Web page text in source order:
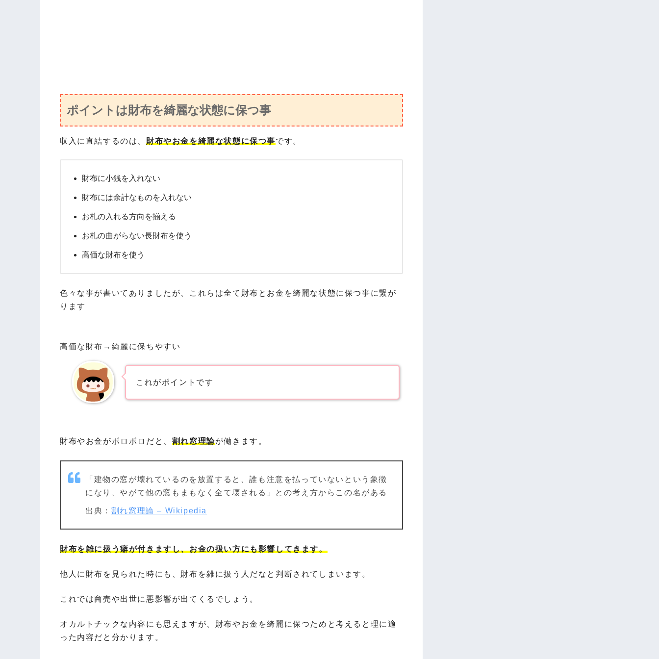
ポイントは財布を綺麗な状態に保つ事
収入に直結するのは、 財布やお金を綺麗な状態に保つ事です。
財布に小銭を入れない
財布には余計なものを入れない
お札の入れる方向を揃える
お札の曲がらない長財布を使う
高価な財布を使う
色々な事が書いてありましたが、これらは全て財布とお金を綺麗な状態に保つ事に繋が
ります
高価な財布→綺麗に保ちやすい
これがポイントです
財布やお金がボロボロだと、 割れ窓理論が働きます。
「建物の窓が壊れているのを放置すると、誰も注意を払っていないという象徴
になり、やがて他の窓もまもなく全て壊される」との考え方からこの名がある
出典： 割れ窓理論 – Wikipedia
財布を雑に扱う癖が付きますし、お金の扱い方にも影響してきます。
他人に財布を見られた時にも、財布を雑に扱う人だなと判断されてしまいます。
これでは商売や出世に悪影響が出てくるでしょう。
オカルトチックな内容にも思えますが、財布やお金を綺麗に保つためと考えると理に適
った内容だと分かります。